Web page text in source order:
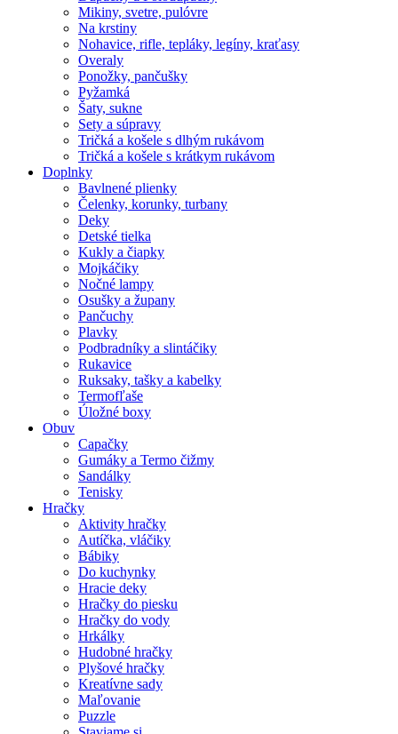
Mikiny, svetre, pulóvre
Na krstiny
Nohavice, rifle, tepláky, legíny, kraťasy
Overaly
Ponožky, pančušky
Pyžamká
Šaty, sukne
Sety a súpravy
Tričká a košele s dlhým rukávom
Tričká a košele s krátkym rukávom
Doplnky
Bavlnené plienky
Čelenky, korunky, turbany
Deky
Detské tielka
Kukly a čiapky
Mojkáčiky
Nočné lampy
Osušky a župany
Pančuchy
Plavky
Podbradníky a slintáčiky
Rukavice
Ruksaky, tašky a kabelky
Termofľaše
Úložné boxy
Obuv
Capačky
Gumáky a Termo čižmy
Sandálky
Tenisky
Hračky
Aktivity hračky
Autíčka, vláčiky
Bábiky
Do kuchynky
Hracie deky
Hračky do piesku
Hračky do vody
Hrkálky
Hudobné hračky
Plyšové hračky
Kreatívne sady
Maľovanie
Puzzle